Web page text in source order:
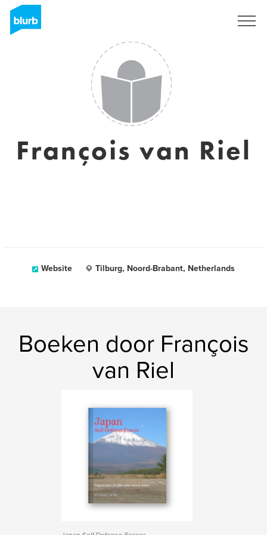
François van Riel
Website Tilburg, Noord-Brabant, Netherlands
Boeken door François
van Riel